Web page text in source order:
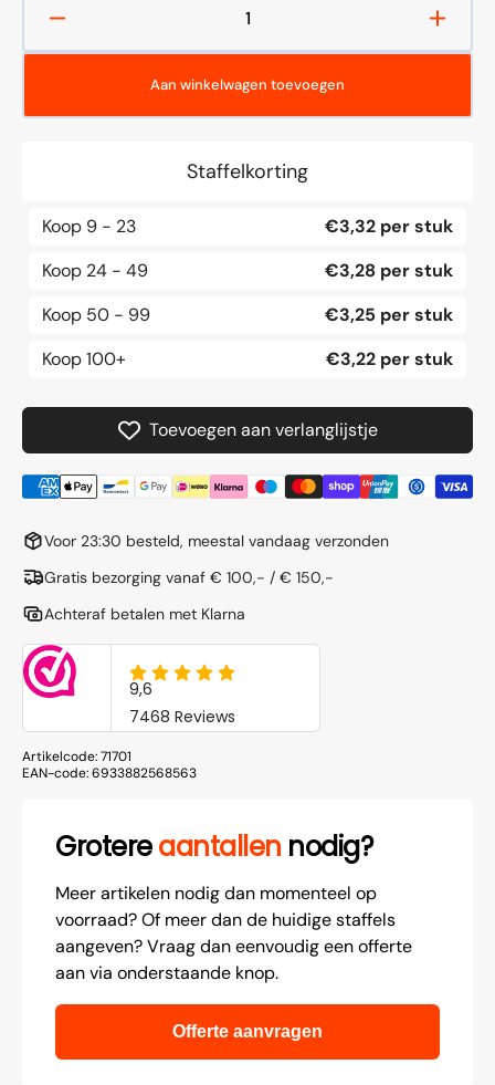
verlagen
CST
5/8&quot;
-
3/8&quot;
/
28/47-
622
Aantal
CST
5/
-
1-
3/
/
622
Aan winkelwagen toevoegen
Staffelkorting
Koop 9 - 23
€3,32 per stuk
Koop 24 - 49
€3,28 per stuk
Koop 50 - 99
€3,25 per stuk
Koop100+ €3,22 per stuk
Toevoegen aan verlanglijstje
Voor 23:30 besteld, meestal vandaag verzonden
Gratis bezorging vanaf € 100,- / € 150,-
Achteraf betalen met Klarna
Artikelcode:71701
EAN-code:6933882568563
Grotereaantallen nodig?
Meer artikelen nodig dan momenteel op
voorraad? Of meer dan de huidige staffels
aangeven? Vraag dan eenvoudig een offerte
aan via onderstaande knop.
Offerte aanvragen